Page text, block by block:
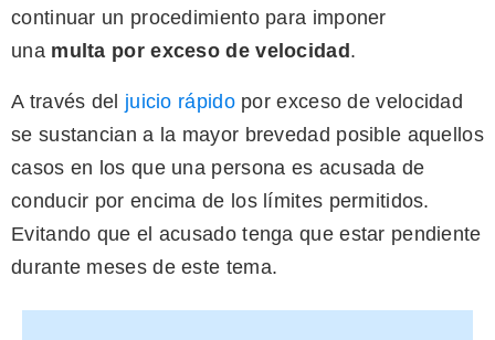
continuar un procedimiento para imponer
una multa por exceso de velocidad .
A través del juicio rápidopor exceso de velocidad
se sustancian a la mayor brevedad posible aquellos
casos en los que una persona es acusada de
conducir por encima de los límites permitidos.
Evitando que el acusado tenga que estar pendiente
durante meses de este tema.